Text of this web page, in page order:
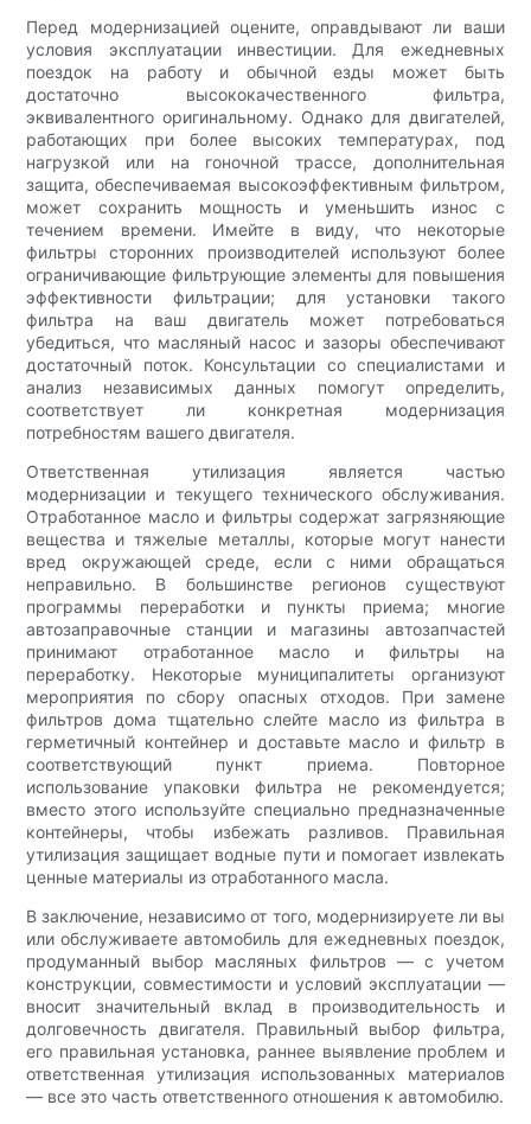
Перед модернизацией оцените, оправдывают ли ваши
условия эксплуатации инвестиции. Для ежедневных
поездок на работу и обычной езды может быть
достаточно высококачественного фильтра,
эквивалентного оригинальному. Однако для двигателей,
работающих при более высоких температурах, под
нагрузкой или на гоночной трассе, дополнительная
защита, обеспечиваемая высокоэффективным фильтром,
может сохранить мощность и уменьшить износ с
течением времени. Имейте в виду, что некоторые
фильтры сторонних производителей используют более
ограничивающие фильтрующие элементы для повышения
эффективности фильтрации; для установки такого
фильтра на ваш двигатель может потребоваться
убедиться, что масляный насос и зазоры обеспечивают
достаточный поток. Консультации со специалистами и
анализ независимых данных помогут определить,
соответствует ли конкретная модернизация
потребностям вашего двигателя.
Ответственная утилизация является частью
модернизации и текущего технического обслуживания.
Отработанное масло и фильтры содержат загрязняющие
вещества и тяжелые металлы, которые могут нанести
вред окружающей среде, если с ними обращаться
неправильно. В большинстве регионов существуют
программы переработки и пункты приема; многие
автозаправочные станции и магазины автозапчастей
принимают отработанное масло и фильтры на
переработку. Некоторые муниципалитеты организуют
мероприятия по сбору опасных отходов. При замене
фильтров дома тщательно слейте масло из фильтра в
герметичный контейнер и доставьте масло и фильтр в
соответствующий пункт приема. Повторное
использование упаковки фильтра не рекомендуется;
вместо этого используйте специально предназначенные
контейнеры, чтобы избежать разливов. Правильная
утилизация защищает водные пути и помогает извлекать
ценные материалы из отработанного масла.
В заключение, независимо от того, модернизируете ли вы
или обслуживаете автомобиль для ежедневных поездок,
продуманный выбор масляных фильтров — с учетом
конструкции, совместимости и условий эксплуатации —
вносит значительный вклад в производительность и
долговечность двигателя. Правильный выбор фильтра,
его правильная установка, раннее выявление проблем и
ответственная утилизация использованных материалов
— все это часть ответственного отношения к автомобилю.